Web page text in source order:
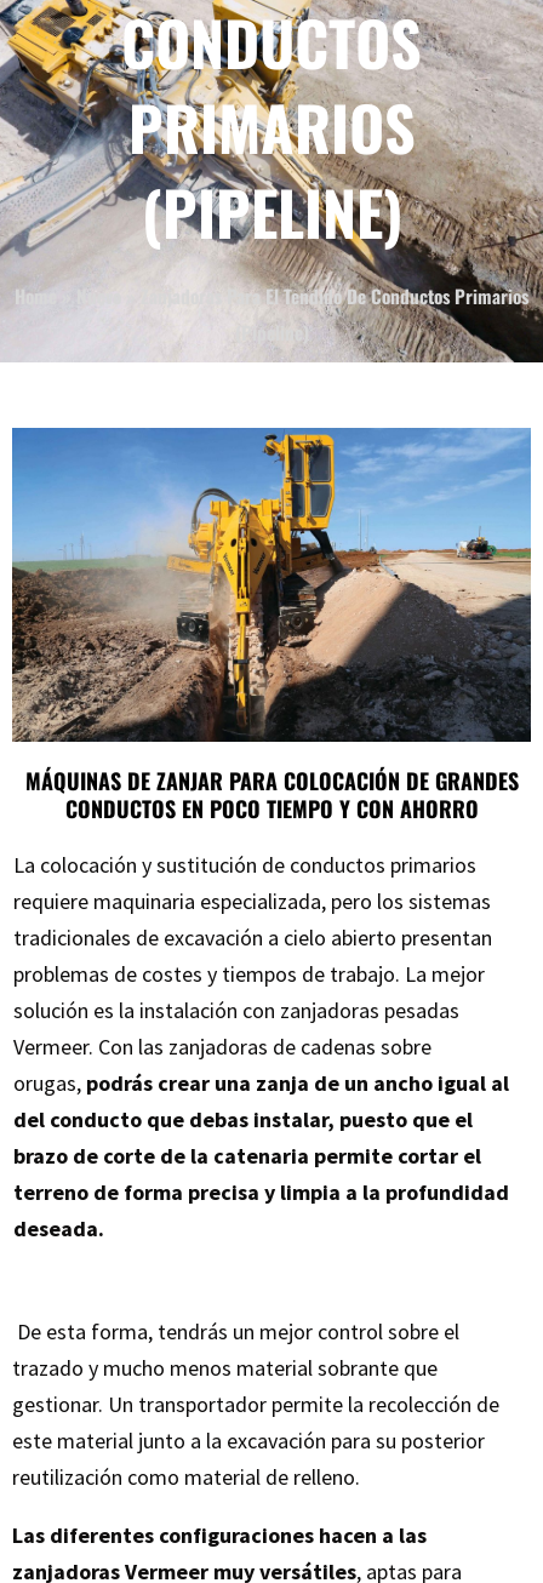
CONDUCTOS
PRIMARIOS
(PIPELINE)
Home
Zanjadoras Para El Tendido De Conductos Primarios
(Pipeline)
MÁQUINAS DE ZANJAR PARA COLOCACIÓN DE GRANDES
CONDUCTOS EN POCO TIEMPO Y CON AHORRO
La colocación y sustitución de conductos primarios
requiere maquinaria especializada, pero los sistemas
tradicionales de excavación a cielo abierto presentan
problemas de costes y tiempos de trabajo. La mejor
solución es la instalación con zanjadoras pesadas
Vermeer. Con las zanjadoras de cadenas sobre
orugas, podrás crear una zanja de un ancho igual al
del conducto que debas instalar, puesto que el
brazo de corte de la catenaria permite cortar el
terreno de forma precisa y limpia a la profundidad
deseada.
De esta forma, tendrás un mejor control sobre el
trazado y mucho menos material sobrante que
gestionar. Un transportador permite la recolección de
este material junto a la excavación para su posterior
reutilización como material de relleno.
Las diferentes configuraciones hacen a las
zanjadoras Vermeer muy versátiles, aptas para